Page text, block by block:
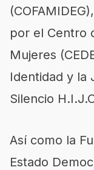
por el Centro
Mujeres
Identidad y la
Silencio
Así como la
Estado